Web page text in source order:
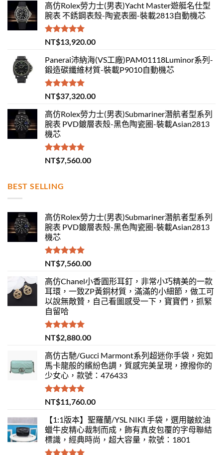
高仿Rolex勞力士(男表)Yacht Master遊艇名仕型
腕表 不銹鋼表殼-陶瓷表圈-裝載2813自動機芯
評分5.00
滿分 5
NT$13,920.00
Panerai沛納海(VS工廠)PAM01118Luminor系列-
鍛造碳纖維材質-裝載P9010自動機芯
評分5.00
滿分 5
NT$37,320.00
高仿Rolex勞力士(男表)Submariner潛航者型系列
腕表 PVD鍍層表殼-黑色陶瓷圈-裝載Asian2813
機芯
評分 5.00
滿分 5
NT$7,560.00
BEST SELLING
高仿Rolex勞力士(男表)Submariner潛航者型系列
腕表 PVD鍍層表殼-黑色陶瓷圈-裝載Asian2813
機芯
評分 5.00
滿分 5
NT$7,560.00
高仿Chanel小香圓形耳釘，非常小巧精美的一款
耳環，一致ZP黃銅材質，滿滿的小細節，做工可
以說無敵贊，自己看圖感受一下，寶寶們，抓緊
自留哈
評分 5.00
滿分 5
NT$2,880.00
高仿古馳/Gucci Marmont系列超迷你手袋，宛如
馬卡龍般的繽紛色調，質感完美呈現，撩撥你的
少女心，款號：476433
評分5.00
滿分 5
NT$11,760.00
【1:1版本】聖羅蘭/YSL NIKI 手袋，選用皺紋油
蠟牛皮精心裁制而成，飾有真皮包覆的字母聯結
標識，經典時尚，超大容量，款號：1801